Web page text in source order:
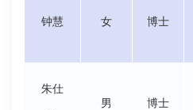
钟慧 女 博士
朱仕
男 博士